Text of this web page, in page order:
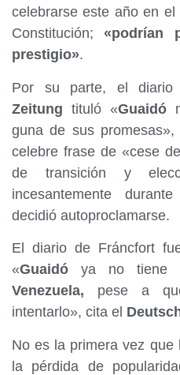
celebrarse este año en
Constitución; «podrían
prestigio».
Por su parte, el diario
Zeitung tituló «Guaidó
guna de sus
celebre frase de «cese
de transición y
incesantemente
decidió autoproclamarse.
El diario de Fráncfort
«Guaidó ya no tiene
Venezuela, pese a
intentarlo», cita el
No es la primera vez que
la pérdida de